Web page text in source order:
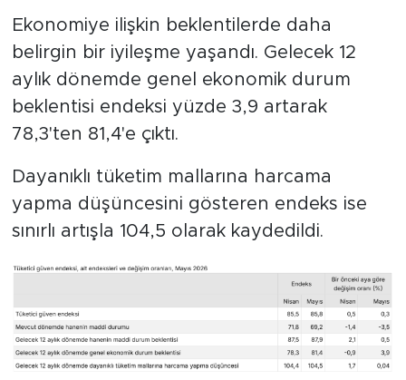
Ekonomiye ilişkin beklentilerde daha
belirgin bir iyileşme yaşandı. Gelecek 12
aylık dönemde genel ekonomik durum
beklentisi endeksi yüzde 3,9 artarak
78,3'ten 81,4'e çıktı.
Dayanıklı tüketim mallarına harcama
yapma düşüncesini gösteren endeks ise
sınırlı artışla 104,5 olarak kaydedildi.